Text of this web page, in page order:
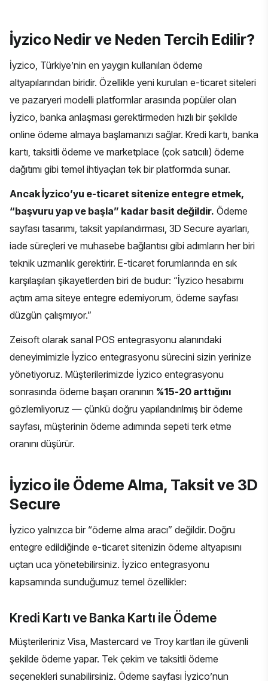
İyzico Nedir ve Neden Tercih Edilir?
İyzico, Türkiye’nin en yaygın kullanılan ödeme
altyapılarından biridir. Özellikle yeni kurulan e-ticaret siteleri
ve pazaryeri modelli platformlar arasında popüler olan
İyzico, banka anlaşması gerektirmeden hızlı bir şekilde
online ödeme almaya başlamanızı sağlar. Kredi kartı, banka
kartı, taksitli ödeme ve marketplace (çok satıcılı) ödeme
dağıtımı gibi temel ihtiyaçları tek bir platformda sunar.
Ancak İyzico’yu e-ticaret sitenize entegre etmek,
“başvuru yap ve başla” kadar basit değildir. Ödeme
sayfası tasarımı, taksit yapılandırması, 3D Secure ayarları,
iade süreçleri ve muhasebe bağlantısı gibi adımların her biri
teknik uzmanlık gerektirir. E-ticaret forumlarında en sık
karşılaşılan şikayetlerden biri de budur: “İyzico hesabımı
açtım ama siteye entegre edemiyorum, ödeme sayfası
düzgün çalışmıyor.”
Zeisoft olarak sanal POS entegrasyonu alanındaki
deneyimimizle İyzico entegrasyonu sürecini sizin yerinize
yönetiyoruz. Müşterilerimizde İyzico entegrasyonu
sonrasında ödeme başarı oranının %15-20 arttığını
gözlemliyoruz — çünkü doğru yapılandırılmış bir ödeme
sayfası, müşterinin ödeme adımında sepeti terk etme
oranını düşürür.
İyzico ile Ödeme Alma, Taksit ve 3D
Secure
İyzico yalnızca bir “ödeme alma aracı” değildir. Doğru
entegre edildiğinde e-ticaret sitenizin ödeme altyapısını
uçtan uca yönetebilirsiniz. İyzico entegrasyonu
kapsamında sunduğumuz temel özellikler:
Kredi Kartı ve Banka Kartı ile Ödeme
Müşterileriniz Visa, Mastercard ve Troy kartları ile güvenli
şekilde ödeme yapar. Tek çekim ve taksitli ödeme
seçenekleri sunabilirsiniz. Ödeme sayfası İyzico’nun